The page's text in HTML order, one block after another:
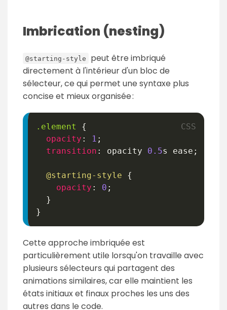
Imbrication (nesting)
@starting-style
peut être imbriqué
directement à l'intérieur d'un bloc de
sélecteur, ce qui permet une syntaxe plus
concise et mieux organisée :
.element
{
opacity : 1 ;
transition : opacity 0.5s ease ;
@starting-style
{
opacity : 0 ;
}
}
Cette approche imbriquée est
particulièrement utile lorsqu'on travaille avec
plusieurs sélecteurs qui partagent des
animations similaires, car elle maintient les
états initiaux et finaux proches les uns des
autres dans le code.